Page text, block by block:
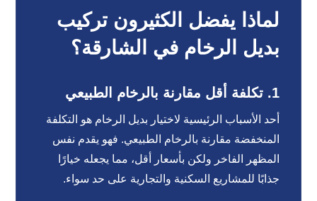
لماذا يفضل الكثيرون تركيب
بديل الرخام في الشارقة؟
1. تكلفة أقل مقارنة بالرخام الطبيعي
أحد الأسباب الرئيسية لاختيار بديل الرخام هو التكلفة
المنخفضة مقارنة بالرخام الطبيعي. فهو يقدم نفس
المظهر الفاخر ولكن بأسعار أقل، مما يجعله خيارًا
جذابًا للمشاريع السكنية والتجارية على حد سواء.